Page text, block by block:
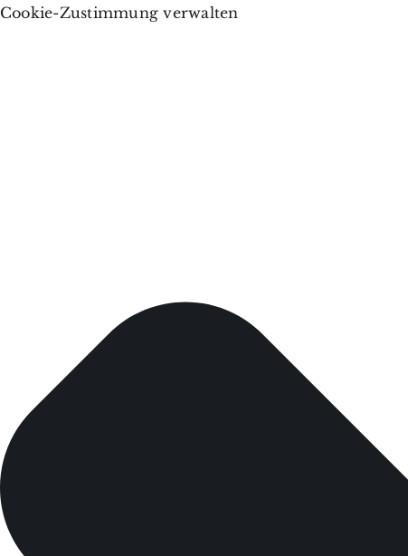
Cookie-Zustimmung verwalten